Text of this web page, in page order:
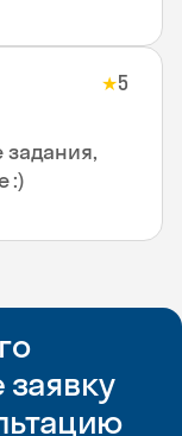
★5
:)
заявку